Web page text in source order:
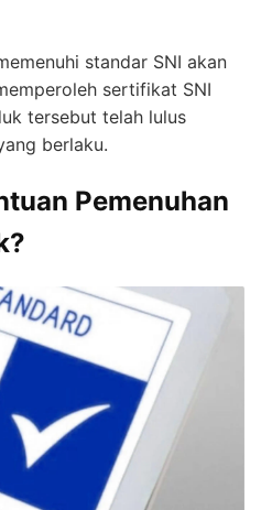
standar SNI akan
sertifikat SNI
tersebut telah lulus
berlaku.
Pemenuhan